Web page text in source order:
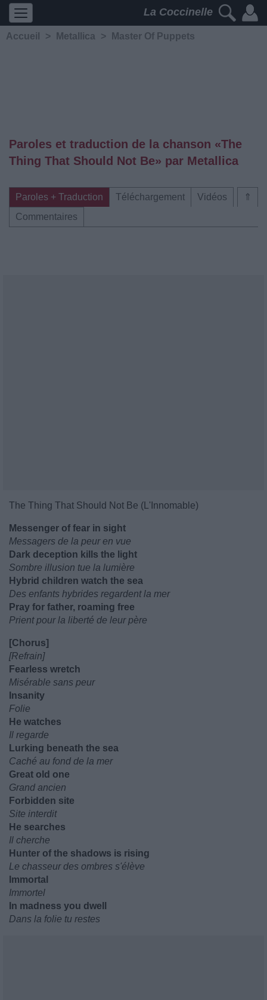
La Coccinelle
Accueil > Metallica > Master Of Puppets
Paroles et traduction de la chanson «The
Thing That Should Not Be» par Metallica
⇑
Paroles + Traduction Téléchargement
Vidéos
Commentaires
The Thing That Should Not Be (L'Innomable)
Messenger of fear in sight
Messagers de la peur en vue
Dark deception kills the light
Sombre illusion tue la lumière
Hybrid children watch the sea
Des enfants hybrides regardent la mer
Pray for father, roaming free
Prient pour la liberté de leur père
[Chorus]
[Refrain]
Fearless wretch
Misérable sans peur
Insanity
Folie
He watches
Il regarde
Lurking beneath the sea
Caché au fond de la mer
Great old one
Grand ancien
Forbidden site
Site interdit
He searches
Il cherche
Hunter of the shadows is rising
Le chasseur des ombres s'élève
Immortal
Immortel
In madness you dwell
Dans la folie tu restes